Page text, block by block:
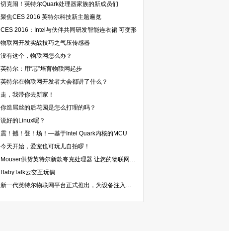
切克闹！英特尔Quark处理器家族的新成员们
聚焦CES 2016 英特尔科技新主题遍览
CES 2016：Intel与伙伴共同研发智能连衣裙 可变形
物联网开发实战技巧之气压传感器
没有这个，物联网怎么办？
英特尔：用“芯”培育物联网起步
英特尔在物联网开发者大会都讲了什么？
走，我带你去新家！
你造屌丝的后花园是怎么打理的吗？
说好的Linux呢？
震！撼！登！场！—基于Intel Quark内核的MCU
今天开始，爱宠也可玩儿自拍啰！
Mouser供货英特尔新款夸克处理器 让您的物联网应用开发如虎添翼
BabyTalk云交互玩偶
新一代英特尔物联网平台正式推出，为设备注入智能互联新动能